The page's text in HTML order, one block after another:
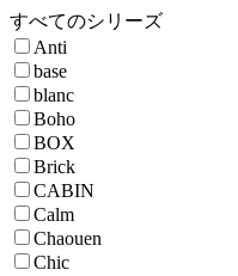
すべてのシリーズ
Anti
base
blanc
Boho
BOX
Brick
CABIN
Calm
Chaouen
Chic